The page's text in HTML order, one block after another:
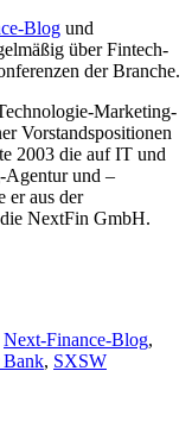
Blog und
über Fintech-
der Branche.
Marketing-
Vorstandspositionen
2003 die auf IT und
Agentur und –
er aus der
NextFin GmbH.
Next-Finance-Blog,
Bank, SXSW